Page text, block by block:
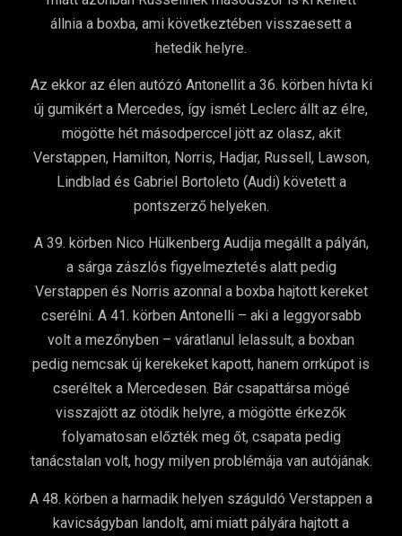
állnia a boxba, ami következtében visszaesett a
hetedik helyre.
Az ekkor az élen autózó Antonellit a 36. körben hívta ki
új gumikért a Mercedes, így ismét Leclerc állt az élre,
mögötte hét másodperccel jött az olasz, akit
Verstappen, Hamilton, Norris, Hadjar, Russell, Lawson,
Lindblad és Gabriel Bortoleto (Audi) követett a
pontszerző helyeken.
A 39. körben Nico Hülkenberg Audija megállt a pályán,
a sárga zászlós figyelmeztetés alatt pedig
Verstappen és Norris azonnal a boxba hajtott kereket
cserélni. A 41. körben Antonelli – aki a leggyorsabb
volt a mezőnyben – váratlanul lelassult, a boxban
pedig nemcsak új kerekeket kapott, hanem orrkúpot is
cseréltek a Mercedesen. Bár csapattársa mögé
visszajött az ötödik helyre, a mögötte érkezők
folyamatosan előzték meg őt, csapata pedig
tanácstalan volt, hogy milyen problémája van autójának.
A 48. körben a harmadik helyen száguldó Verstappen a
kavicságyban landolt, ami miatt pályára hajtott a